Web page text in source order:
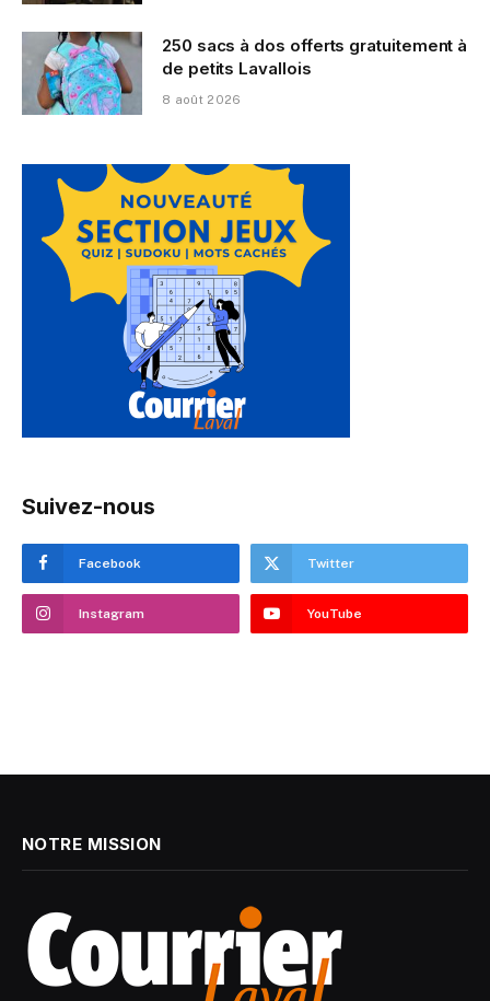
250 sacs à dos offerts gratuitement à
de petits Lavallois
8 août 2026
Suivez-nous
Facebook Twitter
Instagram YouTube
NOTRE MISSION